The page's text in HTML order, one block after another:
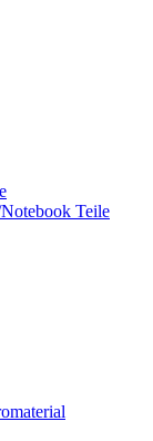
Teile